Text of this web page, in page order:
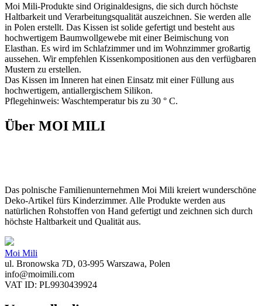
Moi Mili-Produkte sind Originaldesigns, die sich durch höchste
Haltbarkeit und Verarbeitungsqualität auszeichnen. Sie werden alle
in Polen erstellt. Das Kissen ist solide gefertigt und besteht aus
hochwertigem Baumwollgewebe mit einer Beimischung von
Elasthan. Es wird im Schlafzimmer und im Wohnzimmer großartig
aussehen. Wir empfehlen Kissenkompositionen aus den verfügbaren
Mustern zu erstellen.
Das Kissen im Inneren hat einen Einsatz mit einer Füllung aus
hochwertigem, antiallergischem Silikon.
Pflegehinweis: Waschtemperatur bis zu 30 ° C.
Über MOI MILI
Das polnische Familienunternehmen Moi Mili kreiert wunderschöne
Deko-Artikel fürs Kinderzimmer. Alle Produkte werden aus
natürlichen Rohstoffen von Hand gefertigt und zeichnen sich durch
höchste Haltbarkeit und Qualität aus.
Moi Mili
ul. Bronowska 7D, 03-995 Warszawa, Polen
info@moimili.com
VAT ID: PL9930439924